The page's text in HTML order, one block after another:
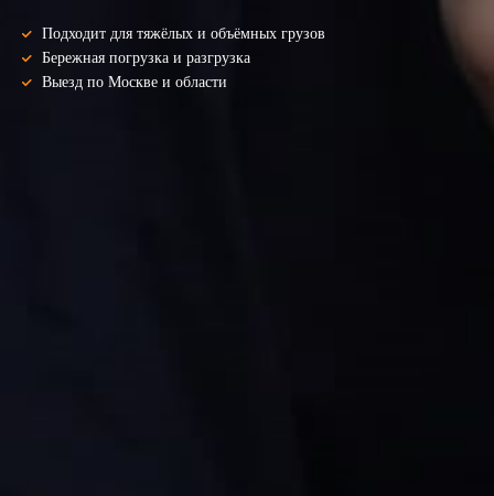
Подходит для тяжёлых и объёмных грузов
Бережная погрузка и разгрузка
Выезд по Москве и области